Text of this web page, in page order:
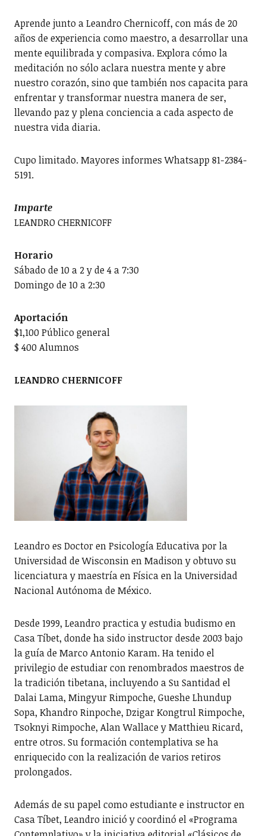
Aprende junto a Leandro Chernicoff, con más de 20
años de experiencia como maestro, a desarrollar una
mente equilibrada y compasiva. Explora cómo la
meditación no sólo aclara nuestra mente y abre
nuestro corazón, sino que también nos capacita para
enfrentar y transformar nuestra manera de ser,
llevando paz y plena conciencia a cada aspecto de
nuestra vida diaria.
Cupo limitado. Mayores informes Whatsapp 81-2384-
5191.
Imparte
LEANDRO CHERNICOFF
Horario
Sábado de 10 a 2 y de 4 a 7:30
Domingo de 10 a 2:30
Aportación
$1,100 Público general
$ 400 Alumnos
LEANDRO CHERNICOFF
Leandro es Doctor en Psicología Educativa por la
Universidad de Wisconsin en Madison y obtuvo su
licenciatura y maestría en Física en la Universidad
Nacional Autónoma de México.
Desde 1999, Leandro practica y estudia budismo en
Casa Tíbet, donde ha sido instructor desde 2003 bajo
la guía de Marco Antonio Karam. Ha tenido el
privilegio de estudiar con renombrados maestros de
la tradición tibetana, incluyendo a Su Santidad el
Dalai Lama, Mingyur Rimpoche, Gueshe Lhundup
Sopa, Khandro Rinpoche, Dzigar Kongtrul Rimpoche,
Tsoknyi Rimpoche, Alan Wallace y Matthieu Ricard,
entre otros. Su formación contemplativa se ha
enriquecido con la realización de varios retiros
prolongados.
Además de su papel como estudiante e instructor en
Casa Tíbet, Leandro inició y coordinó el «Programa